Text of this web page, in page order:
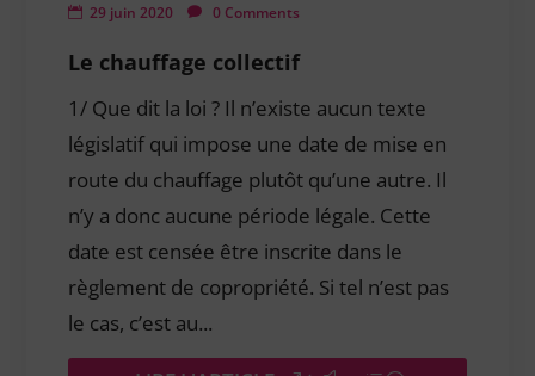
29 juin 2020 0 Comments
Le chauffage collectif
1/ Que dit la loi ? Il n’existe aucun texte
législatif qui impose une date de mise en
route du chauffage plutôt qu’une autre. Il
n’y a donc aucune période légale. Cette
date est censée être inscrite dans le
règlement de copropriété. Si tel n’est pas
le cas, c’est au...